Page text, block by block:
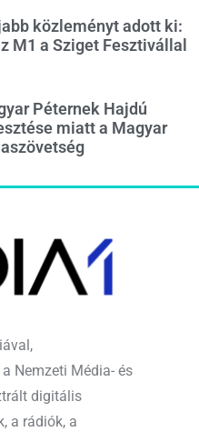
közleményt adott ki:
M1 a Sziget Fesztivállal
Péternek Hajdú
miatt a Magyar
Nemzeti Média- és
digitális
a rádiók, a